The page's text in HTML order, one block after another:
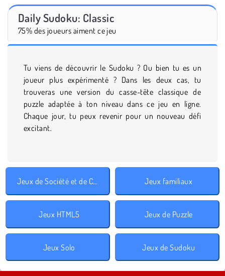
Daily Sudoku: Classic
75% des joueurs aiment ce jeu
Tu viens de découvrir le Sudoku ? Ou bien tu es un
joueur plus expérimenté ? Dans les deux cas, tu
trouveras une version du casse-tête classique de
puzzle adaptée à ton niveau dans ce jeu en ligne.
Chaque jour, tu peux revenir pour un nouveau défi
excitant.
Jeux de Société et de Cartes Jeux familiaux
Jeux HTML5 Jeux de Puzzle
Jeux Solo Jeux de Sudoku